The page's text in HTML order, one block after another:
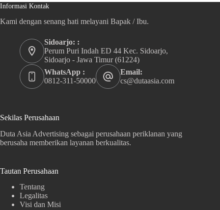
Informasi Kontak
Kami dengan senang hati melayani Bapak / Ibu.
Sidoarjo: :
Perum Puri Indah ED 44 Kec. Sidoarjo,
Sidoarjo - Jawa Timur (61224)
WhatsApp :
0812-311-50000
Email:
cs@dutaasia.com
Sekilas Perusahaan
Duta Asia Advertising sebagai perusahaan periklanan yang
berusaha memberikan layanan berkualitas.
Tautan Perusahaan
Tentang
Legalitas
Visi dan Misi